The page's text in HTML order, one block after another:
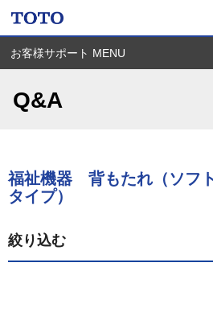
お客様サポート MENU
Q&A
福祉機器 背もたれ（ソフ
タイプ）
絞り込む